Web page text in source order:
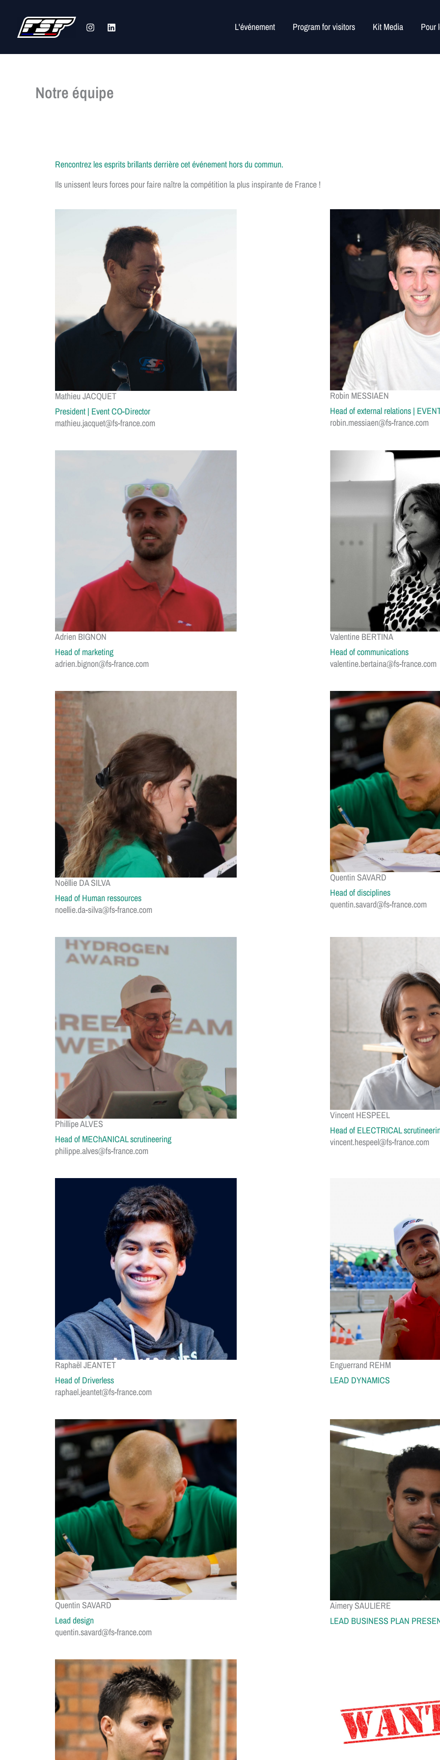
contenu
L'événement Program for visitors Kit Media Pour
Notre équipe
Rencontrez les esprits brillants derrière cet événement hors du commun.
Ils unissent leurs forces pour faire naître la compétition la plus inspirante de France !
Mathieu JACQUET
President | Event CO-Director
mathieu.jacquet@fs-france.com
Robin MESSIAEN
Head of external relations |
robin.messiaen@fs-france.com
Adrien BIGNON
Head of marketing
adrien.bignon@fs-france.com
Valentine BERTINA
Head of communications
valentine.bertaina@fs-france.com
Noëllie DA SILVA
Head of Human ressources
noellie.da-silva@fs-france.com
Quentin SAVARD
Head of disciplines
quentin.savard@fs-france.com
Phillipe ALVES
Head of MEChANICAL scrutineering
philippe.alves@fs-france.com
Vincent HESPEEL
Head of ELECTRICAL
vincent.hespeel@fs-france.com
Raphaël JEANTET
Head of Driverless
raphael.jeantet@fs-france.com
Enguerrand REHM
LEAD DYNAMICS
Quentin SAVARD
Lead design
quentin.savard@fs-france.com
Aimery SAULIERE
LEAD BUSINESS PLAN